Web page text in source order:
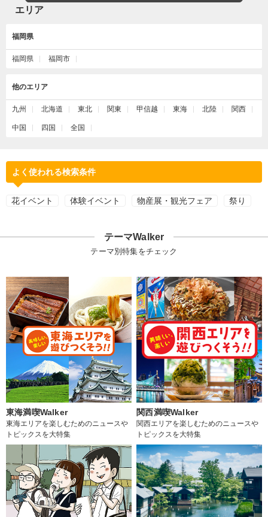
エリア
福岡県
福岡県 福岡市
他のエリア
九州 北海道 東北 関東 甲信越 東海 北陸 関西
中国 四国 全国
よく使われる検索条件
花イベント 体験イベント 物産展・観光フェア 祭り
テーマWalker
テーマ別特集をチェック
東海満喫Walker
東海エリアを楽しむためのニュースや
トピックスを大特集
関西満喫Walker
関西エリアを楽しむためのニュースや
トピックスを大特集